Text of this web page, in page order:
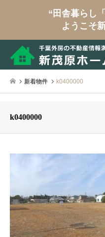
“田舎暮らし
ようこそ
新着物件 k0400000
k0400000